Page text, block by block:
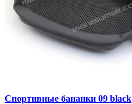
Спортивные бананки 09 black